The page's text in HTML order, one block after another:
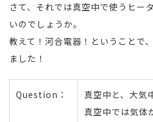
さて、それでは真空中で使うヒー
いのでしょうか。
教えて！河合電器！ということで
ました！
Question：
真空中と、大気
真空中では気体